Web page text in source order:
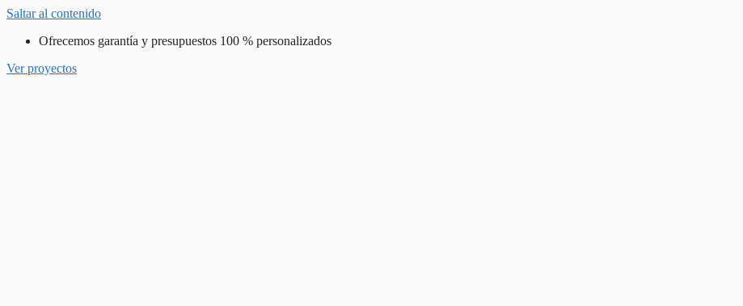
Saltar al contenido
Ofrecemos garantía y presupuestos 100 % personalizados
Ver proyectos